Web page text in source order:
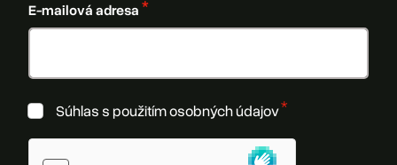
E-mailová adresa
Súhlas s použitím osobných údajov